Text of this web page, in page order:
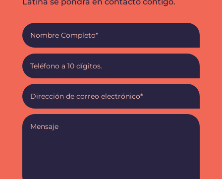
Latina se pondrá en contacto contigo.